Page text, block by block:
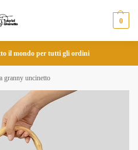
0
il mondo per tutti gli ordini
granny uncinetto